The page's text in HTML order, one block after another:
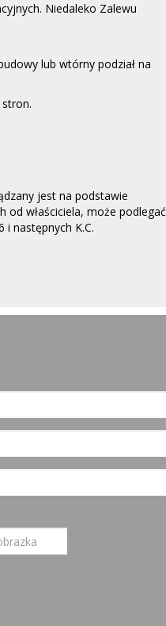
Niedaleko Zalewu
lub wtórny podział na
jest na podstawie
od właściciela, może podlegać
następnych K.C.